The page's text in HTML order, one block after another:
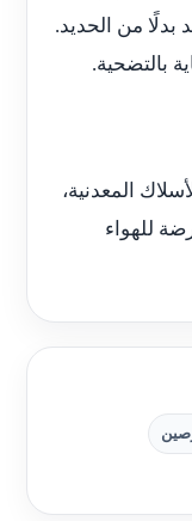
من الحديد.
بالتضحية.
المعدنية،
للهواء